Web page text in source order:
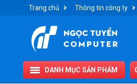
Trang chủ Thông tin công ty
DANH MỤC SẢN PHẨM